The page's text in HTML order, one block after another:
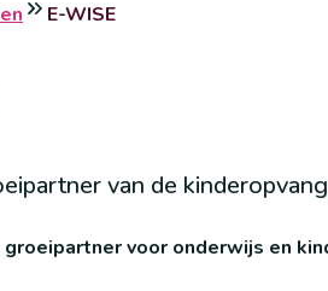
E-WISE
van de
groeipartner voor onderwijs en